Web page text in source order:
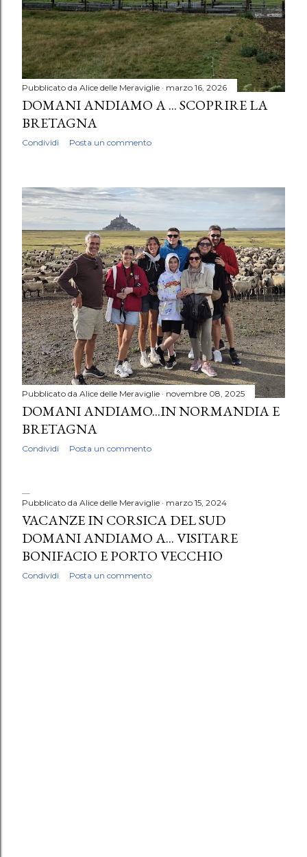
Pubblicato da Alice delle Meraviglie marzo 16, 2026
DOMANI ANDIAMO A ... SCOPRIRE LA
BRETAGNA
Condividi Posta un commento
Pubblicato da Alice delle Meraviglie novembre 08, 2025
DOMANI ANDIAMO...IN NORMANDIA E
BRETAGNA
Condividi Posta un commento
Pubblicato da Alice delle Meraviglie marzo 15, 2024
VACANZE IN CORSICA DEL SUD
DOMANI ANDIAMO A... VISITARE
BONIFACIO E PORTO VECCHIO
Condividi Posta un commento